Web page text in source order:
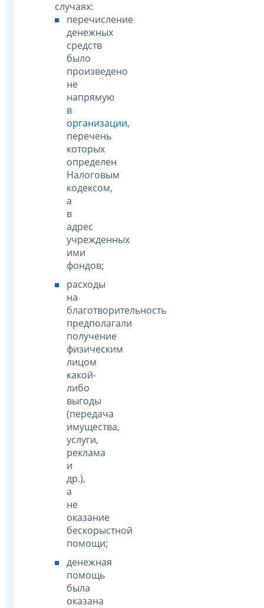
случаях:
перечисление
денежных
средств
было
произведено
не
напрямую
в
организации,
перечень
которых
определен
Налоговым
кодексом,
а
в
адрес
учрежденных
ими
фондов;
расходы
на
благотворительность
предполагали
получение
физическим
лицом
какой-
либо
выгоды
(передача
имущества,
услуги,
реклама
и
др.),
а
не
оказание
бескорыстной
помощи;
денежная
помощь
была
оказана